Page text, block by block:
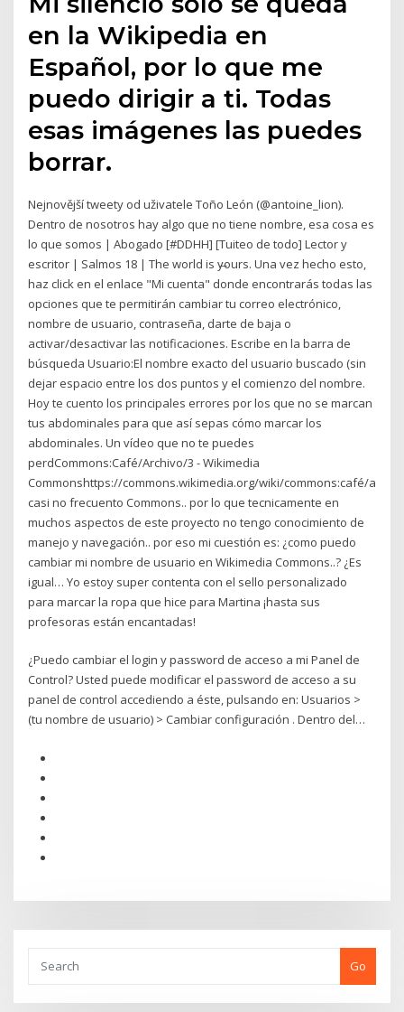
en la Wikipedia en
Español, por lo que me
puedo dirigir a ti. Todas
esas imágenes las puedes
borrar.
Nejnovější tweety od uživatele Toño León (@antoine_lion).
Dentro de nosotros hay algo que no tiene nombre, esa cosa es
lo que somos | Abogado [#DDHH] [Tuiteo de todo] Lector y
escritor | Salmos 18 | The world is y̶ours. Una vez hecho esto,
haz click en el enlace "Mi cuenta" donde encontrarás todas las
opciones que te permitirán cambiar tu correo electrónico,
nombre de usuario, contraseña, darte de baja o
activar/desactivar las notificaciones. Escribe en la barra de
búsqueda Usuario:El nombre exacto del usuario buscado (sin
dejar espacio entre los dos puntos y el comienzo del nombre.
Hoy te cuento los principales errores por los que no se marcan
tus abdominales para que así sepas cómo marcar los
abdominales. Un vídeo que no te puedes
perdCommons:Café/Archivo/3 - Wikimedia
Commonshttps://commons.wikimedia.org/wiki/commons:café/
casi no frecuento Commons.. por lo que tecnicamente en
muchos aspectos de este proyecto no tengo conocimiento de
manejo y navegación.. por eso mi cuestión es: ¿como puedo
cambiar mi nombre de usuario en Wikimedia Commons..? ¿Es
igual… Yo estoy super contenta con el sello personalizado
para marcar la ropa que hice para Martina ¡hasta sus
profesoras están encantadas!
¿Puedo cambiar el login y password de acceso a mi Panel de
Control? Usted puede modificar el password de acceso a su
panel de control accediendo a éste, pulsando en: Usuarios >
(tu nombre de usuario) > Cambiar configuración . Dentro del…
Go